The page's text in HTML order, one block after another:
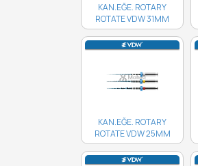
KAN.EĞE. ROTARY
ROTATE VDW 31MM
15/04 4'LÜ..
KAN.EĞE. ROTARY
ROTATE VDW 25MM
ASORTİ 3LÜ..